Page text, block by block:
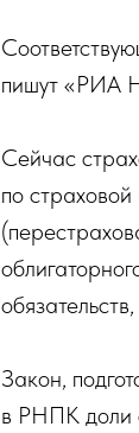
пишут «РИА
Сейчас
по
Закон,
в РНПК доли